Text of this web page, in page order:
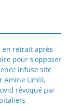
en retrait après
pour s'opposer
infuse site
Amine Umlil,
révoqué par